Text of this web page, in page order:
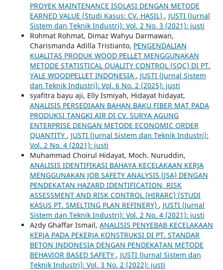
PROYEK MAINTENANCE ISOLASI DENGAN METODE
EARNED VALUE (Studi Kasus: CV. HASIL) , JUSTI (Jurnal
Sistem dan Teknik Industri): Vol. 2 No. 3 (2021): justi
Rohmat Rohmat, Dimaz Wahyu Darmawan,
Charismanda Adilla Tristianto, PENGENDALIAN
KUALITAS PRODUK WOOD PELLET MENGGUNAKAN
METODE STATISTICAL QUALITY CONTROL (SQC) DI PT.
YALE WOODPELLET INDONESIA , JUSTI (Jurnal Sistem
dan Teknik Industri): Vol. 6 No. 2 (2025): justi
syafitra bayu aji, Elly Ismiyah, Hidayat hidayat,
ANALISIS PERSEDIAAN BAHAN BAKU FIBER MAT PADA
PRODUKSI TANGKI AIR DI CV. SURYA AGUNG
ENTERPRISE DENGAN METODE ECONOMIC ORDER
QUANTITY , JUSTI (Jurnal Sistem dan Teknik Industri):
Vol. 2 No. 4 (2021): justi
Muhammad Choirul Hidayat, Moch. Nuruddin,
ANALISIS IDENTIFIKASI BAHAYA KECELAKAAN KERJA
MENGGUNAKAN JOB SAFETY ANALYSIS (JSA) DENGAN
PENDEKATAN HAZARD IDENTIFICATION, RISK
ASSESSMENT AND RISK CONTROL (HIRARC) (STUDI
KASUS PT. SMELTING PLAN REFINERY) , JUSTI (Jurnal
Sistem dan Teknik Industri): Vol. 2 No. 4 (2021): justi
Azdy Ghaffar Ismail, ANALISIS PENYEBAB KECELAKAAN
KERJA PADA PEKERJA KONSTRUKSI DI PT. STANDAR
BETON INDONESIA DENGAN PENDEKATAN METODE
BEHAVIOR BASED SAFETY , JUSTI (Jurnal Sistem dan
Teknik Industri): Vol. 3 No. 2 (2022): justi